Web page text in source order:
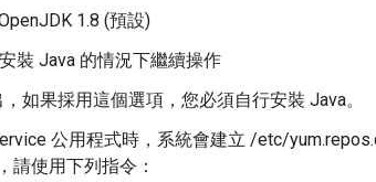
1.8 (預設)
裝 Java 的情況下繼續操作
如果採用這個選項，您必須自行安裝 Java。
公用程式時，系統會建立 /etc/
請使用下列指令：